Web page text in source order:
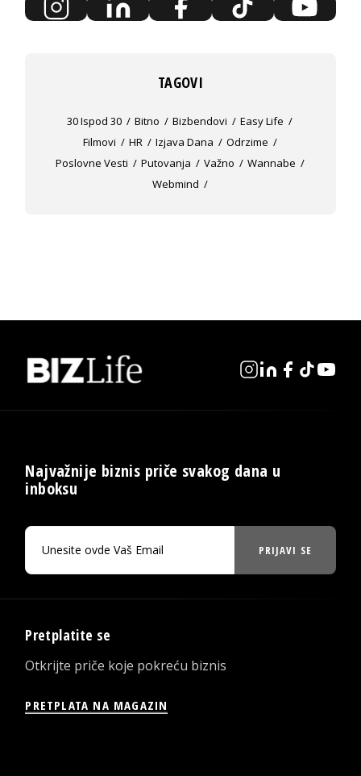
TAGOVI
30 Ispod 30 Bitno Bizbendovi
Easy Life
Filmovi
HR Izjava Dana
Odrzime
Poslovne Vesti
Putovanja Važno
Wannabe
Webmind
Najvažnije biznis priče svakog dana u
inboksu
PRIJAVI SE
Pretplatite se
Otkrijte priče koje pokreću biznis
PRETPLATA NA MAGAZIN